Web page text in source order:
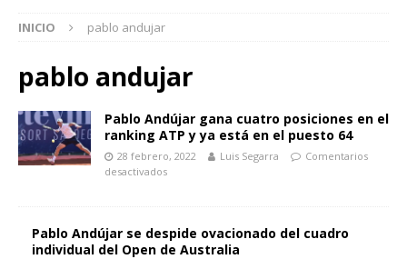
INICIO pablo andujar
pablo andujar
Pablo Andújar gana cuatro posiciones en el
ranking ATP y ya está en el puesto 64
28 febrero, 2022 Luis Segarra
Comentarios
desactivados
Pablo Andújar se despide ovacionado del cuadro
individual del Open de Australia